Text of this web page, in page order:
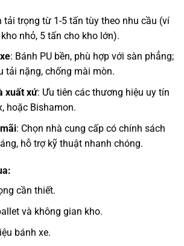
tải trọng từ 1-5 tấn tùy theo nhu cầu (ví
nhỏ, 5 tấn cho kho lớn).
: Bánh PU bền, phù hợp với sàn phẳng;
tải nặng, chống mài mòn.
xuất xứ: Ưu tiên các thương hiệu uy tín
hoặc Bishamon.
: Chọn nhà cung cấp có chính sách
hỗ trợ kỹ thuật nhanh chóng.
cần thiết.
và không gian kho.
bánh xe.